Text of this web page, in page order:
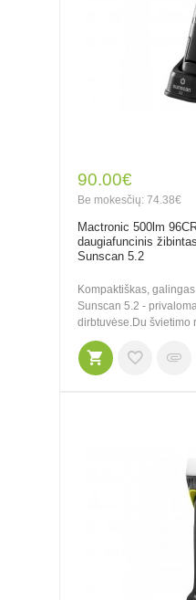
90.00€
Be mokesčių: 74.38€
Mactronic 500lm
daugiafuncinis
Sunscan 5.2
Kompaktiškas,
Sunscan 5.2 -
dirbtuvėse.Du švietimo